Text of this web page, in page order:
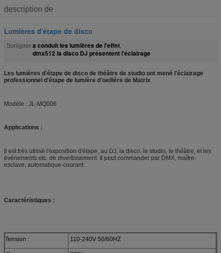
description de
Lumières d'étape de disco
Surligner:a conduit les lumières de l'effet,
dmx512 la disco DJ présentent l'éclairage
Les lumières d'étape de disco de théâtre de studio ont mené l'éclairage
professionnel d'étape de lumière d'oeillère de Matrix
Modèle : JL-MQ006
Applications :
Il est très utilisé l'exposition d'étape, au DJ, la disco, le studio, le théâtre, et les
événements etc. de divertissement. Il peut commander par DMX, maître-
esclave, automatique-courant.
Caractéristiques :
Tension : 110-240V 50/60HZ